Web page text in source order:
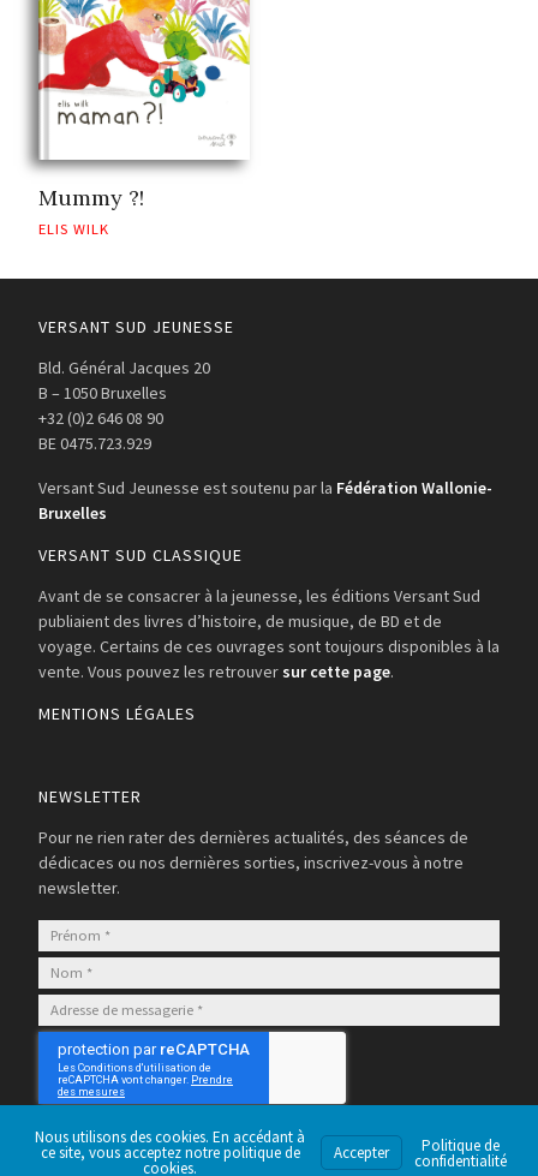
Mummy ?!
ELIS WILK
VERSANT SUD JEUNESSE
Bld. Général Jacques 20
B – 1050 Bruxelles
+32 (0)2 646 08 90
BE 0475.723.929
Versant Sud Jeunesse est soutenu par la Fédération Wallonie-
Bruxelles
VERSANT SUD CLASSIQUE
Avant de se consacrer à la jeunesse, les éditions Versant Sud
publiaient des livres d’histoire, de musique, de BD et de
voyage. Certains de ces ouvrages sont toujours disponibles à la
vente. Vous pouvez les retrouver sur cette page.
MENTIONS LÉGALES
NEWSLETTER
Pour ne rien rater des dernières actualités, des séances de
dédicaces ou nos dernières sorties, inscrivez-vous à notre
newsletter.
S’abonner
Nous utilisons des cookies. En accédant à
ce site, vous acceptez notre politique de
cookies.
Accepter Politique de
confidentialité